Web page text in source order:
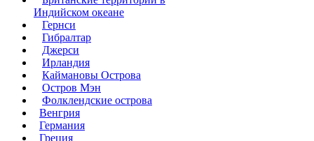
Индийском океане
Гернси
Гибралтар
Джерси
Ирландия
Каймановы Острова
Остров Мэн
Фолклендские острова
Венгрия
Германия
Греция